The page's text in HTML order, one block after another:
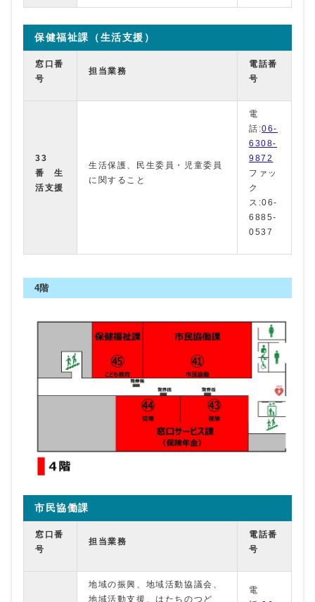
保健福祉課（生活支援）
窓口番
号
担当業務
電話番
号
33
番 生
活支援
生活保護、民生委員・児童委員
に関すること
電
話:06-
6308-
9872
ファッ
ク
ス:06-
6885-
0537
4階
市民協働課
窓口番
号
担当業務
電話番
号
地域の振興、地域活動協議会、
地域活動支援、はたちのつど
電